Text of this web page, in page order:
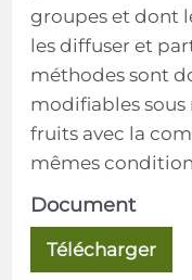
groupes et dont
les diffuser et
méthodes sont
modifiables sous
fruits avec la
mêmes
Document
Télécharger